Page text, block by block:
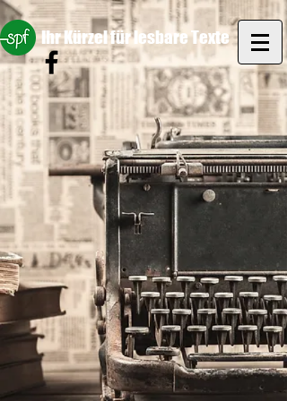
Ihr Kürzel für lesbare Texte